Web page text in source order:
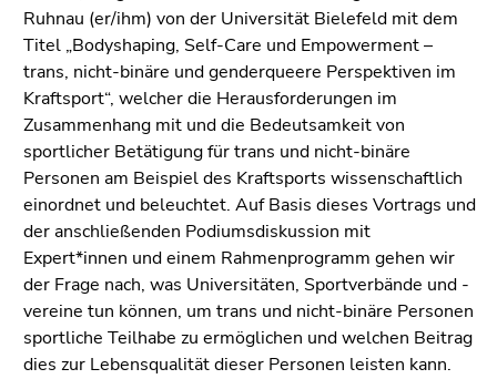
Ruhnau (er/ihm) von der Universität Bielefeld mit dem
Titel „Bodyshaping, Self-Care und Empowerment –
trans, nicht-binäre und genderqueere Perspektiven im
Kraftsport“, welcher die Herausforderungen im
Zusammenhang mit und die Bedeutsamkeit von
sportlicher Betätigung für trans und nicht-binäre
Personen am Beispiel des Kraftsports wissenschaftlich
einordnet und beleuchtet. Auf Basis dieses Vortrags und
der anschließenden Podiumsdiskussion mit
Expert*innen und einem Rahmenprogramm gehen wir
der Frage nach, was Universitäten, Sportverbände und -
vereine tun können, um trans und nicht-binäre Personen
sportliche Teilhabe zu ermöglichen und welchen Beitrag
dies zur Lebensqualität dieser Personen leisten kann.